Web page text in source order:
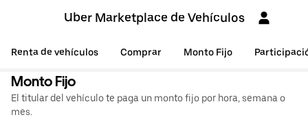
Uber Marketplace de Vehículos
Renta de vehículos Comprar Monto Fijo
Monto Fijo
El titular del vehículo te paga un monto fijo por hora, semana o
mes.